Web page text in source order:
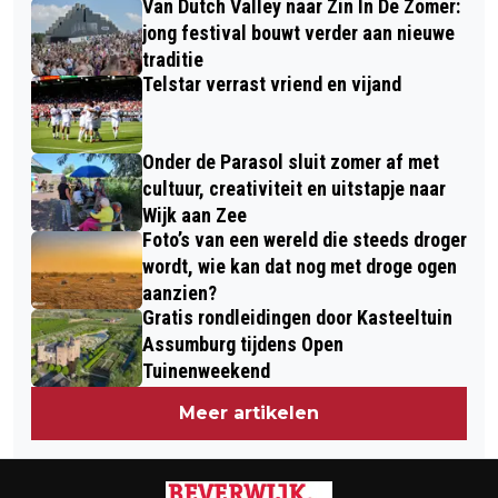
9.287 OP VOOR
KINDERBRANDWONDENCENTRUM
Van Dutch Valley naar Zin In De Zomer:
jong festival bouwt verder aan nieuwe
traditie
Telstar verrast vriend en vijand
Onder de Parasol sluit zomer af met
cultuur, creativiteit en uitstapje naar
Wijk aan Zee
Foto’s van een wereld die steeds droger
wordt, wie kan dat nog met droge ogen
aanzien?
Gratis rondleidingen door Kasteeltuin
Assumburg tijdens Open
Tuinenweekend
Meer artikelen